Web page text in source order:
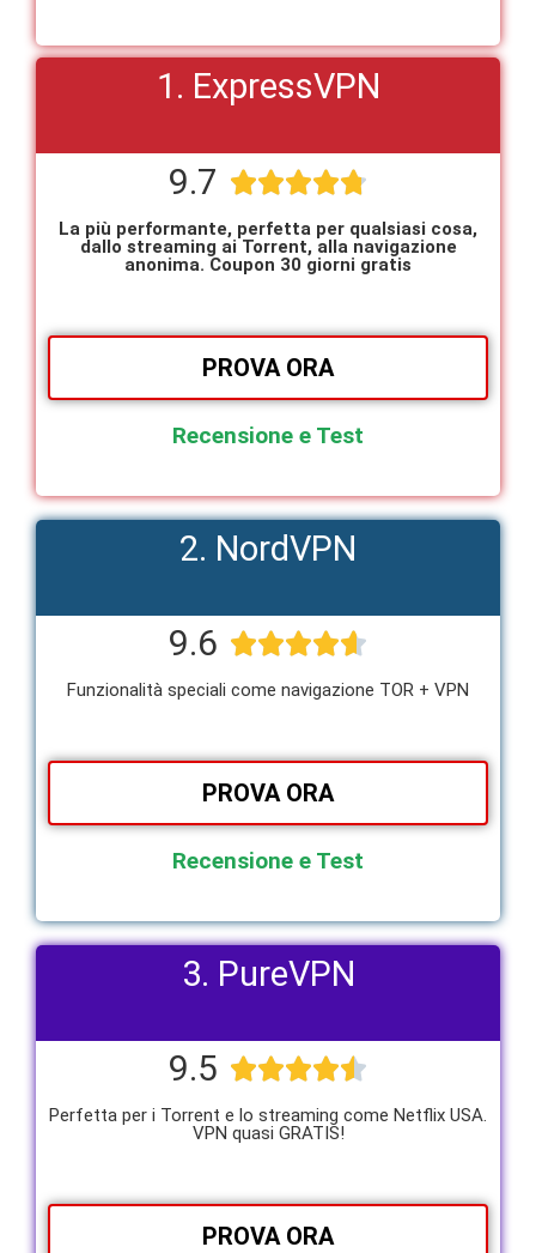
1. ExpressVPN
9.7 
La più performante, perfetta per qualsiasi cosa,
dallo streaming ai Torrent, alla navigazione
anonima. Coupon 30 giorni gratis
PROVA ORA
Recensione e Test
2. NordVPN
9.6 
Funzionalità speciali come navigazione TOR + VPN
PROVA ORA
Recensione e Test
3. PureVPN
9.5 
Perfetta per i Torrent e lo streaming come Netflix USA.
VPN quasi GRATIS!
PROVA ORA